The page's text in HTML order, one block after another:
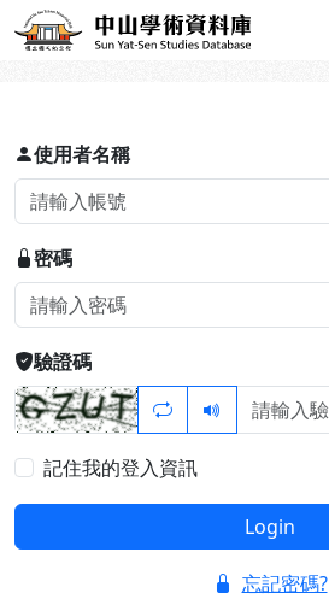
跳到主要內容
中山學術資料庫
登入
使用者名稱
密碼
驗證碼
記住我的登入資訊
Login
忘記密碼?